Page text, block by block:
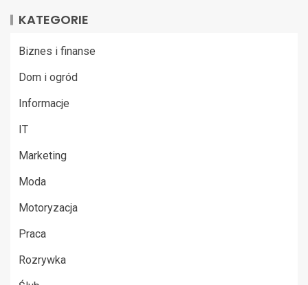
KATEGORIE
Biznes i finanse
Dom i ogród
Informacje
IT
Marketing
Moda
Motoryzacja
Praca
Rozrywka